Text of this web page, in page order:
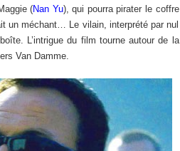
(Nan Yu), qui pourra pirater le coffre
un méchant… Le vilain, interprété par nul
L’intrigue du film tourne autour de la
Van Damme.